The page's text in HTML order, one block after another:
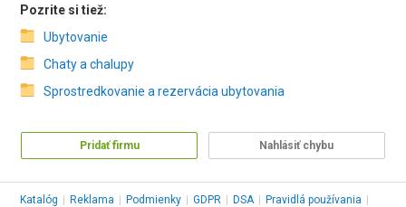
Pozrite si tiež:
Ubytovanie
Chaty a chalupy
Sprostredkovanie a rezervácia ubytovania
Pridať firmu Nahlásiť chybu
Katalóg Reklama Podmienky GDPR DSA Pravidlá používania